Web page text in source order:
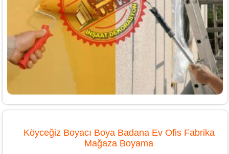
Köyceğiz Boyacı Boya Badana Ev Ofis Fabrika
Mağaza Boyama